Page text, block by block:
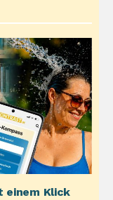
einem Klick